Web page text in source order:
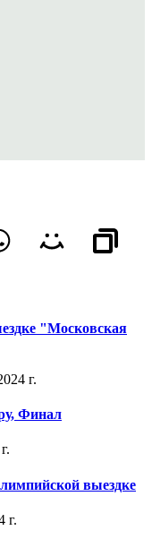
"Московская
г.
Финал
выездке
г.